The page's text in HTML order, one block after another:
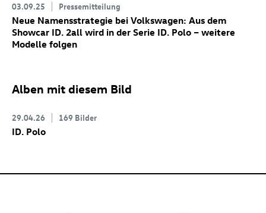
03.09.25 Pressemitteilung
Neue Namensstrategie bei Volkswagen: Aus dem
Showcar ID. 2all wird in der Serie ID. Polo – weitere
Modelle folgen
Alben mit diesem Bild
29.04.26 169 Bilder
ID. Polo